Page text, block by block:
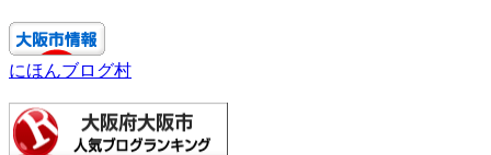
にほんブログ村